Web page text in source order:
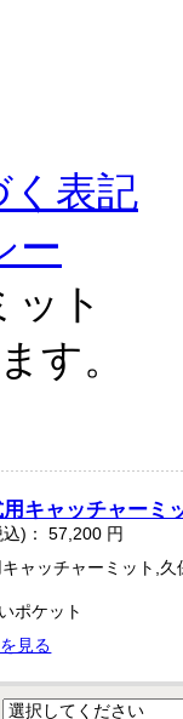
く表記
ー
ト
す。
キャッチャーミ
込)：57,200 円
ャッチャーミット,
ポケット